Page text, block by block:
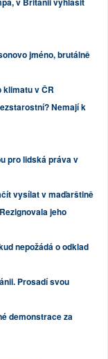
jméno, brutálně
v ČR
Nemají k
pro lidská práva v
vysílat v maďarštině
jeho
nepožádá o odklad
Prosadí svou
demonstrace za